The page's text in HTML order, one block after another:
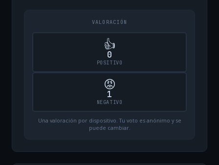
VALORACIÓN
👍
0
POSITIVO
😡
1
NEGATIVO
Una valoración por dispositivo. Tu voto es anónimo y se
puede cambiar.